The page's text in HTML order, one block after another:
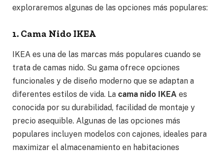
exploraremos algunas de las opciones más populares:
1. Cama Nido IKEA
IKEA es una de las marcas más populares cuando se
trata de camas nido. Su gama ofrece opciones
funcionales y de diseño moderno que se adaptan a
diferentes estilos de vida. La cama nido IKEA es
conocida por su durabilidad, facilidad de montaje y
precio asequible. Algunas de las opciones más
populares incluyen modelos con cajones, ideales para
maximizar el almacenamiento en habitaciones